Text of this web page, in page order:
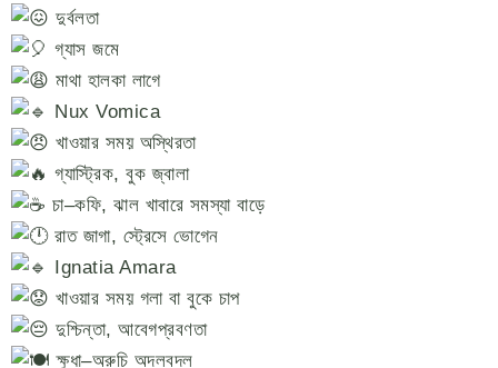
দুর্বলতা
গ্যাস জমে
মাথা হালকা লাগে
Nux Vomica
খাওয়ার সময় অস্থিরতা
গ্যাস্ট্রিক, বুক জ্বালা
চা–কফি, ঝাল খাবারে সমস্যা বাড়ে
রাত জাগা, স্ট্রেসে ভোগেন
Ignatia Amara
খাওয়ার সময় গলা বা বুকে চাপ
দুশ্চিন্তা, আবেগপ্রবণতা
ক্ষুধা–অরুচি অদলবদল